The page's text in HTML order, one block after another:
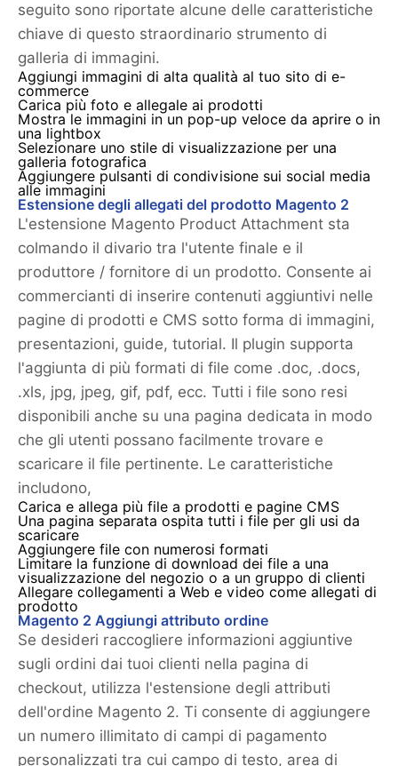
seguito sono riportate alcune delle caratteristiche
chiave di questo straordinario strumento di
galleria di immagini.
Aggiungi immagini di alta qualità al tuo sito di e-
commerce
Carica più foto e allegale ai prodotti
Mostra le immagini in un pop-up veloce da aprire o in
una lightbox
Selezionare uno stile di visualizzazione per una
galleria fotografica
Aggiungere pulsanti di condivisione sui social media
alle immagini
Estensione degli allegati del prodotto Magento 2
L'estensione Magento Product Attachment sta
colmando il divario tra l'utente finale e il
produttore / fornitore di un prodotto. Consente ai
commercianti di inserire contenuti aggiuntivi nelle
pagine di prodotti e CMS sotto forma di immagini,
presentazioni, guide, tutorial. Il plugin supporta
l'aggiunta di più formati di file come .doc, .docs,
.xls, jpg, jpeg, gif, pdf, ecc. Tutti i file sono resi
disponibili anche su una pagina dedicata in modo
che gli utenti possano facilmente trovare e
scaricare il file pertinente. Le caratteristiche
includono,
Carica e allega più file a prodotti e pagine CMS
Una pagina separata ospita tutti i file per gli usi da
scaricare
Aggiungere file con numerosi formati
Limitare la funzione di download dei file a una
visualizzazione del negozio o a un gruppo di clienti
Allegare collegamenti a Web e video come allegati di
prodotto
Magento 2 Aggiungi attributo ordine
Se desideri raccogliere informazioni aggiuntive
sugli ordini dai tuoi clienti nella pagina di
checkout, utilizza l'estensione degli attributi
dell'ordine Magento 2. Ti consente di aggiungere
un numero illimitato di campi di pagamento
personalizzati tra cui campo di testo, area di